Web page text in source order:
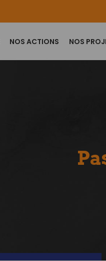
NOS ACTIONS NOS